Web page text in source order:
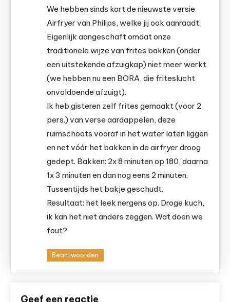
We hebben sinds kort de nieuwste versie
Airfryer van Philips, welke jij ook aanraadt.
Eigenlijk aangeschaft omdat onze
traditionele wijze van frites bakken (onder
een uitstekende afzuigkap) niet meer werkt
(we hebben nu een BORA, die friteslucht
onvoldoende afzuigt).
Ik heb gisteren zelf frites gemaakt (voor 2
pers.) van verse aardappelen, deze
ruimschoots vooraf in het water laten liggen
en net vóór het bakken in de airfryer droog
gedept. Bakken: 2x 8 minuten op 180, daarna
1x 3 minuten en dan nog eens 2 minuten.
Tussentijds het bakje geschudt.
Resultaat: het leek nergens op. Droge kuch,
ik kan het niet anders zeggen. Wat doen we
fout?
Beantwoorden
Geef een reactie